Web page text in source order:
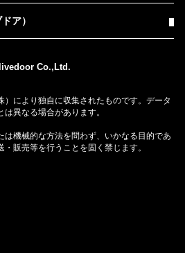
ア）
Co.,Ltd.
）により独自に収集されたものです。データ
は異なる場合があります。
は機械的な方法を問わず、いかなる目的であ
販売等を行うことを固く禁じます。